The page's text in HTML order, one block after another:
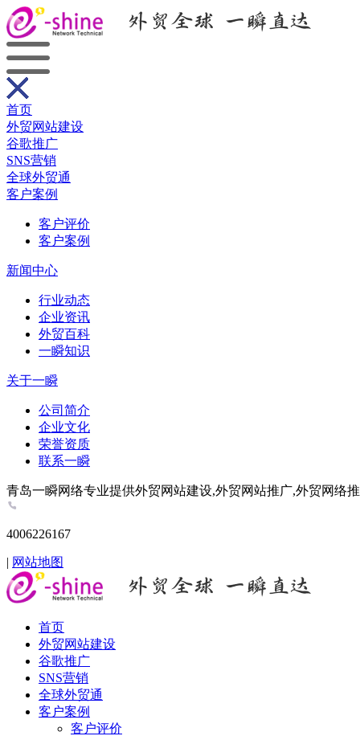
首页
外贸网站建设
谷歌推广
SNS营销
全球外贸通
客户案例
客户评价
客户案例
新闻中心
行业动态
企业资讯
外贸百科
一瞬知识
关于一瞬
公司简介
企业文化
荣誉资质
联系一瞬
青岛一瞬网络专业提供外贸网站建设,外贸网站推广,外贸网络
4006226167
| 网站地图
首页
外贸网站建设
谷歌推广
SNS营销
全球外贸通
客户案例
客户评价